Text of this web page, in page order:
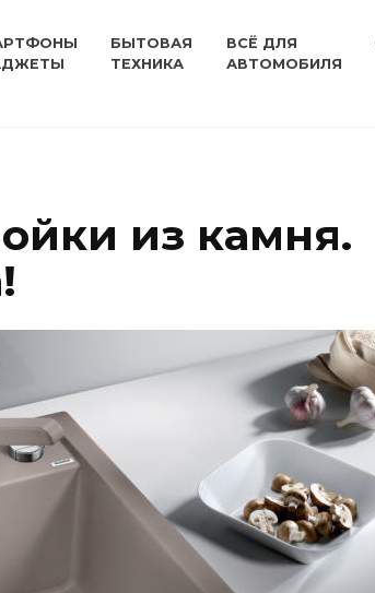
БЫТОВАЯ
ТЕХНИКА
ВСЁ ДЛЯ
АВТОМОБИЛЯ
из камня.